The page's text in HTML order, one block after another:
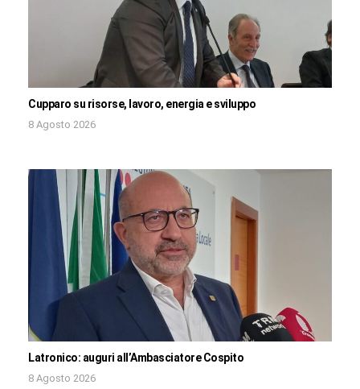
Cupparo su risorse, lavoro, energia e sviluppo
8 Agosto 2026
Latronico: auguri all’Ambasciatore Cospito
8 Agosto 2026